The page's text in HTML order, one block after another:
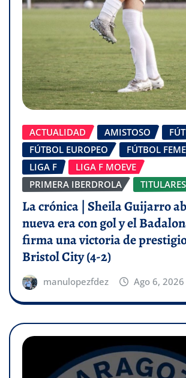
ACTUALIDAD AMISTOSO
FÚTBOL EUROPEO
FÚTBOL
LIGA F
LIGA F MOEVE
PRIMERA IBERDROLA
La crónica | Sheila Guijarro
nueva era con gol y el
firma una victoria de
Bristol City (4-2)
manulopezfdez Ago 6, 2026